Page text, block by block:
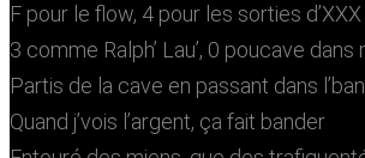
F pour le flow, 4 pour les sorties d’XXX
3 comme Ralph’ Lau’, 0 poucave
Partis de la cave en passant dans
Quand j’vois l’argent, ça fait bander